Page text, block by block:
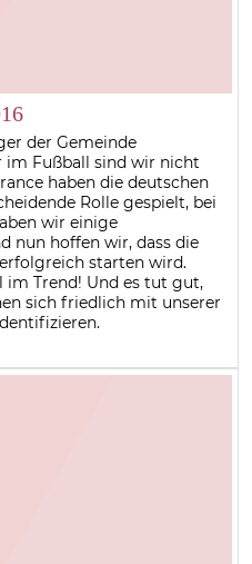
der Gemeinde
im Fußball sind wir nicht
haben die deutschen
Rolle gespielt, bei
wir einige
nun hoffen wir, dass die
starten wird.
Trend! Und es tut gut,
sich friedlich mit unserer